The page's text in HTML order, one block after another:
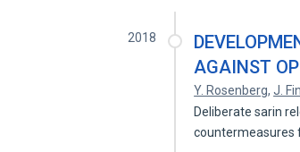
2018
AGAINST
Y. Rosenberg,J.
Deliberate sarin
countermeasures